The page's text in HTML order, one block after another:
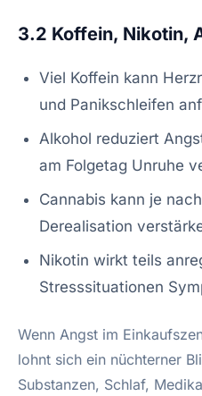
3.2 Koffein, Nikotin,
Viel Koffein kann
und Panikschleifen
Alkohol reduziert
am Folgetag Unruhe
Cannabis kann je
Derealisation
Nikotin wirkt teils
Stresssituationen
Wenn Angst im
lohnt sich ein nüchterner
Substanzen, Schlaf,